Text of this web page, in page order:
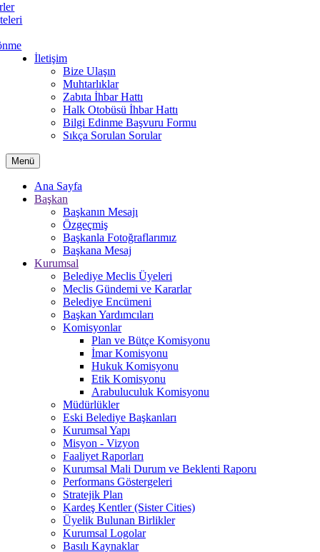
İletişim
Bize Ulaşın
Muhtarlıklar
Zabıta İhbar Hattı
Halk Otobüsü İhbar Hattı
Bilgi Edinme Başvuru Formu
Sıkça Sorulan Sorular
Menü
Ana Sayfa
Başkan
Başkanın Mesajı
Özgeçmiş
Başkanla Fotoğraflarımız
Başkana Mesaj
Kurumsal
Belediye Meclis Üyeleri
Meclis Gündemi ve Kararlar
Belediye Encümeni
Başkan Yardımcıları
Komisyonlar
Plan ve Bütçe Komisyonu
İmar Komisyonu
Hukuk Komisyonu
Etik Komisyonu
Arabuluculuk Komisyonu
Müdürlükler
Eski Belediye Başkanları
Kurumsal Yapı
Misyon - Vizyon
Faaliyet Raporları
Kurumsal Mali Durum ve Beklenti Raporu
Performans Göstergeleri
Stratejik Plan
Kardeş Kentler (Sister Cities)
Üyelik Bulunan Birlikler
Kurumsal Logolar
Basılı Kaynaklar